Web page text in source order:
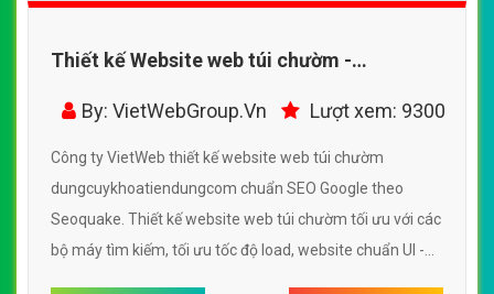
Thiết kế Website web túi chườm -
dungcuykhoatiendungcom
By: VietWebGroup.Vn Lượt xem: 9300
Công ty VietWeb thiết kế website web túi chườm
dungcuykhoatiendungcom chuẩn SEO Google theo
Seoquake. Thiết kế website web túi chườm tối ưu với các
bộ máy tìm kiếm, tối ưu tốc độ load, website chuẩn UI -